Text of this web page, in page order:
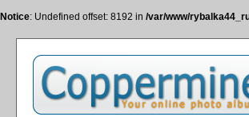
Notice: Undefined offset: 8192 in /var/www/